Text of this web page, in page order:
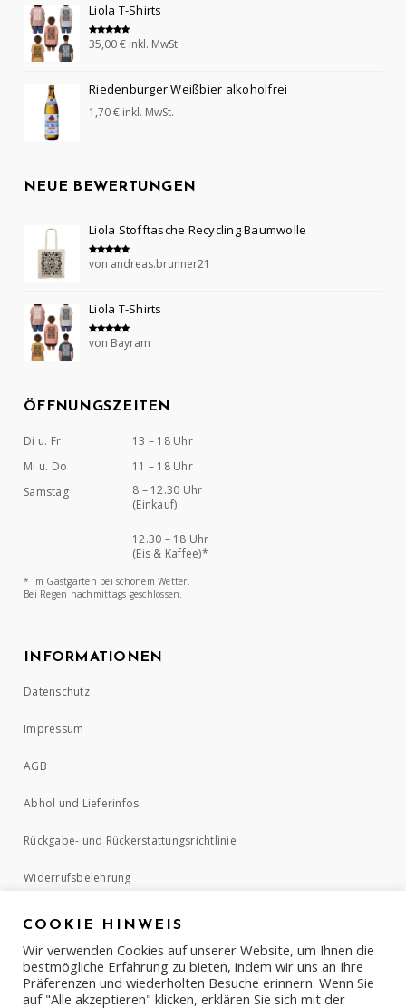
Liola T-Shirts
Bewertet mit
5.00
35,00€ inkl. MwSt.
Riedenburger Weißbier alkoholfrei
1,70€ inkl. MwSt.
NEUE BEWERTUNGEN
Liola Stofftasche Recycling Baumwolle
Bewertet mit
von andreas.brunner21
Liola T-Shirts
Bewertet mit
von Bayram
ÖFFNUNGSZEITEN
Di u. Fr
13 – 18 Uhr
Mi u. Do
11 – 18 Uhr
Samstag
8 – 12.30 Uhr
(Einkauf)
12.30 – 18 Uhr
(Eis & Kaffee)*
* Im Gastgarten bei schönem Wetter.
Bei Regen nachmittags geschlossen.
INFORMATIONEN
Datenschutz
Impressum
AGB
Abhol und Lieferinfos
Rückgabe- und Rückerstattungsrichtlinie
Widerrufsbelehrung
ZAHLUNGSMETHODEN
COOKIE HINWEIS
Wir verwenden Cookies auf unserer Website, um Ihnen die
bestmögliche Erfahrung zu bieten, indem wir uns an Ihre
Präferenzen und wiederholten Besuche erinnern. Wenn Sie
auf "Alle akzeptieren" klicken, erklären Sie sich mit der